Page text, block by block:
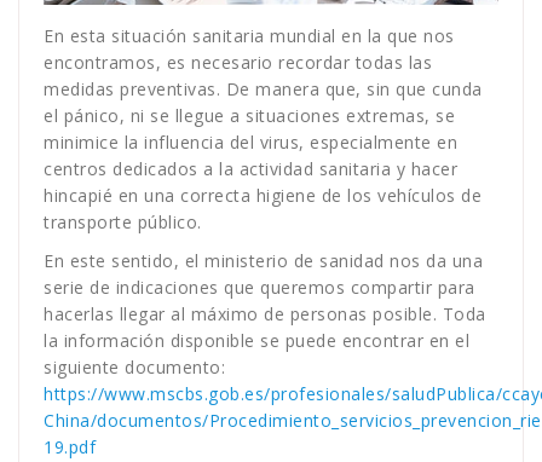
En esta situación sanitaria mundial en la que nos
encontramos, es necesario recordar todas las
medidas preventivas. De manera que, sin que cunda
el pánico, ni se llegue a situaciones extremas, se
minimice la influencia del virus, especialmente en
centros dedicados a la actividad sanitaria y hacer
hincapié en una correcta higiene de los vehículos de
transporte público.
En este sentido, el ministerio de sanidad nos da una
serie de indicaciones que queremos compartir para
hacerlas llegar al máximo de personas posible. Toda
la información disponible se puede encontrar en el
siguiente documento:
https://www.mscbs.gob.es/profesionales/saludPublica/
China/documentos/
19.pdf